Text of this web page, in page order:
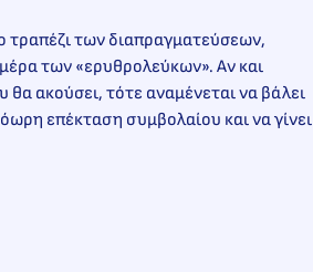
τραπέζι των διαπραγματεύσεων,
των «ερυθρολεύκων». Αν και
ακούσει, τότε αναμένεται να βάλει
επέκταση συμβολαίου και να γίνει